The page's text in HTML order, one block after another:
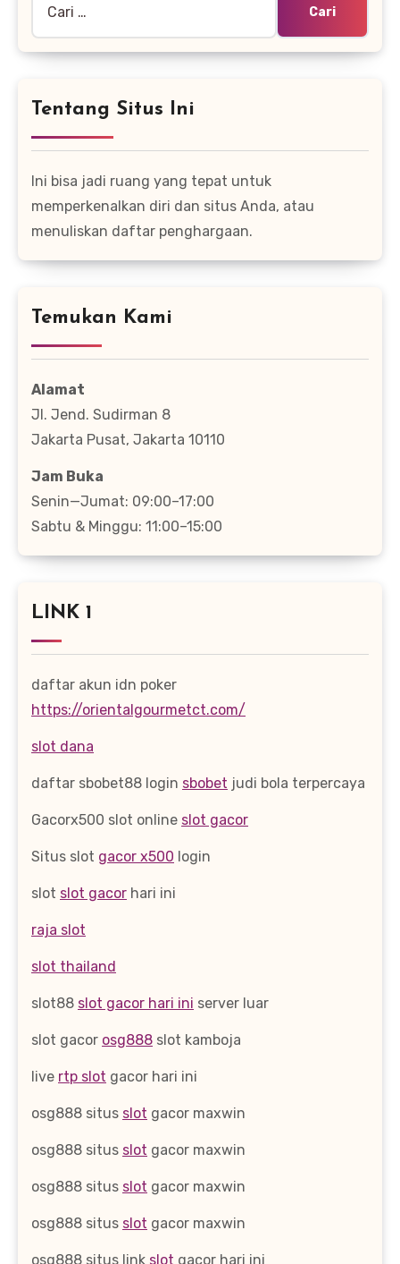
untuk:
Tentang Situs Ini
Ini bisa jadi ruang yang tepat untuk
memperkenalkan diri dan situs Anda, atau
menuliskan daftar penghargaan.
Temukan Kami
Alamat
Jl. Jend. Sudirman 8
Jakarta Pusat, Jakarta 10110
Jam Buka
Senin—Jumat: 09:00–17:00
Sabtu & Minggu: 11:00–15:00
LINK 1
daftar akun idn poker
https://orientalgourmetct.com/
slot dana
daftar sbobet88 login sbobet judi bola terpercaya
Gacorx500 slot online slot gacor
Situs slot gacor x500 login
slot slot gacor hari ini
raja slot
slot thailand
slot88 slot gacor hari ini server luar
slot gacor osg888 slot kamboja
live rtp slot gacor hari ini
osg888 situs slot gacor maxwin
osg888 situs slot gacor maxwin
osg888 situs slot gacor maxwin
osg888 situs slot gacor maxwin
osg888 situs link slot gacor hari ini